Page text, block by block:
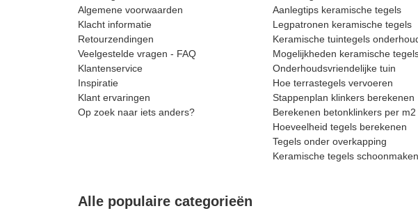
Algemene voorwaarden
Klacht informatie
Retourzendingen
Veelgestelde vragen - FAQ
Klantenservice
Inspiratie
Klant ervaringen
Op zoek naar iets anders?
Aanlegtips keramische tegels
Legpatronen keramische tegels
Keramische tuintegels
Mogelijkheden keramische
Onderhoudsvriendelijke tuin
Hoe terrastegels vervoeren
Stappenplan klinkers berekenen
Berekenen betonklinkers per m2
Hoeveelheid tegels berekenen
Tegels onder overkapping
Keramische tegels schoonmaken
Alle populaire categorieën